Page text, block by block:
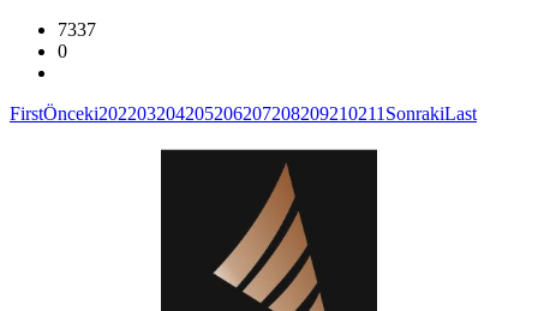
7337
0
FirstÖnceki202203204205206207208209210211 SonrakiLast